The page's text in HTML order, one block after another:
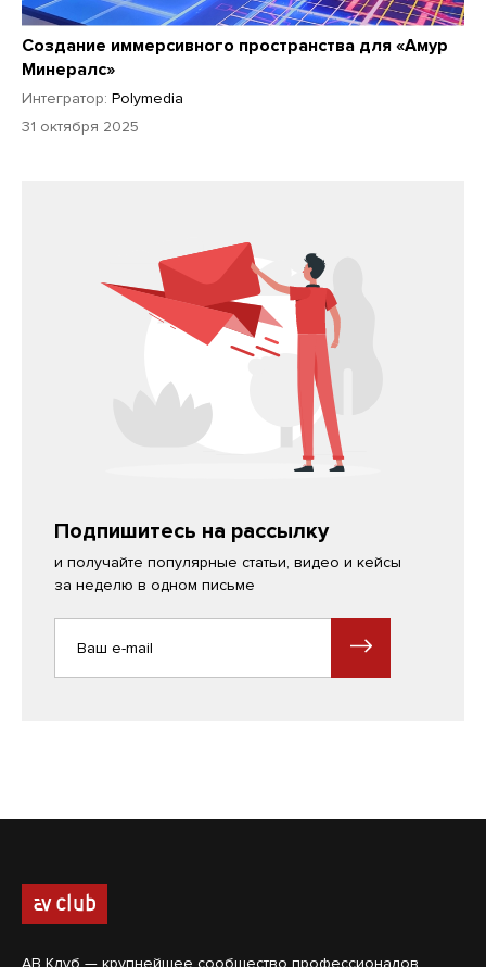
Создание иммерсивного пространства для «Амур
Минералс»
Интегратор: Polymedia
31 октября 2025
Подпишитесь на рассылку
и получайте популярные статьи, видео и кейсы
за неделю в одном письме